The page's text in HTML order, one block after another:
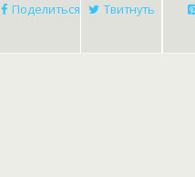
Поделиться Твитнуть